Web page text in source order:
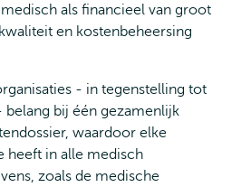
als financieel van groot
en kostenbeheersing
- in tegenstelling tot
belang bij één gezamenlijk
waardoor elke
heeft in alle medisch
zoals de medische